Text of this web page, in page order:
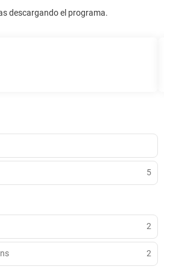
descargando el programa.
5
2
2